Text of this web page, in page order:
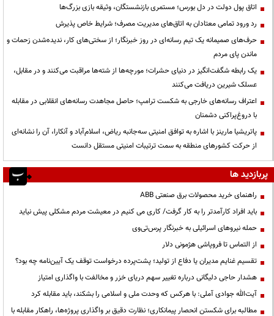
اتاق پول دولت در دل بورس؛ مستمری بازنشستگان، وثیقه بازی بزرگ‌ها
رد ورود تمامی معتادان به اتاق‌های مدیریت مصرف؛ شرایط خاص پذیرش
حرف‌های صمیمانه یک تیم رسانه‌ای در روز خبرنگار؛ از سختی‌های کار، ندیده‌شدن زحمات و
ماندن پای مردم
یک رابطه شگفت‌انگیز در دنیای حشرات؛ مورچه‌ها از شته‌ها مراقبت می‌کنند و در مقابل،
عسلک شیرین دریافت می‌کنند
اعتراف رسانه‌های خارجی به شکست ترامپ؛ حاصل مجاهدت رسانه‌های انقلابی در مقابله
با دروغ‌پراکنی دشمنان
پاتریشیا مارینز با اشاره به توافق امنیتی سه‌جانبه ریاض، اسلام‌آباد و آنکارا، آن را نشانه‌ای
از حرکت کشورهای منطقه به سمت ترتیبات امنیتی مستقل دانست
پربازدید ها
راهنمای خرید محصولات برق صنعتی ABB
باید افراد کارآمدتر را به کار گرفت/ کاری می کنیم در معیشت مردم مشکلی پیش نیاید
حمله نیروهای اسرائیلی به خبرنگار پرس‌تی‌وی
از التماس تا فروپاشی هژمونی دلار
تقسیم غنایم مدیران یا دفاع از تولید؛ پشت‌پرده درخواست توقف یک آیین‌نامه چه بود؟
هشدار حاجی دلیگانی درباره تغییر سهم دریای خزر و مخالفت با واگذاری امتیاز
آیت‌الله جوادی آملی: با هرکس که وحدت ملی و اسلامی را بشکند، باید مقابله کرد
مطالبه برای شکستن انحصار پیمانکاری؛ نظارت دقیق بر واگذاری پروژه‌ها، راهکار مقابله با